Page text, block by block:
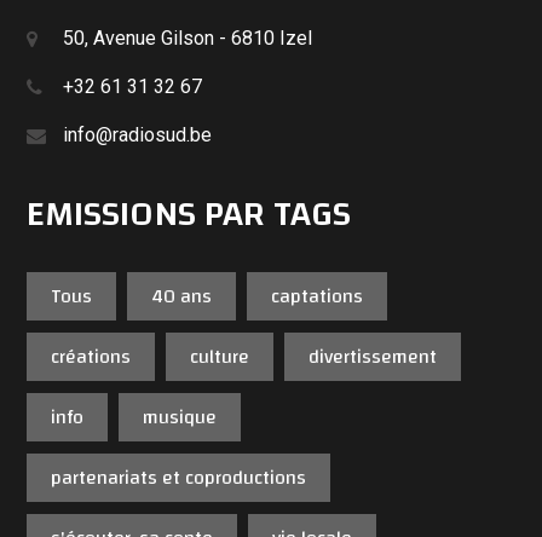
50, Avenue Gilson - 6810 Izel
+32 61 31 32 67
info@radiosud.be
EMISSIONS PAR TAGS
Tous 40 ans
captations
créations
culture
divertissement
info
musique
partenariats et coproductions